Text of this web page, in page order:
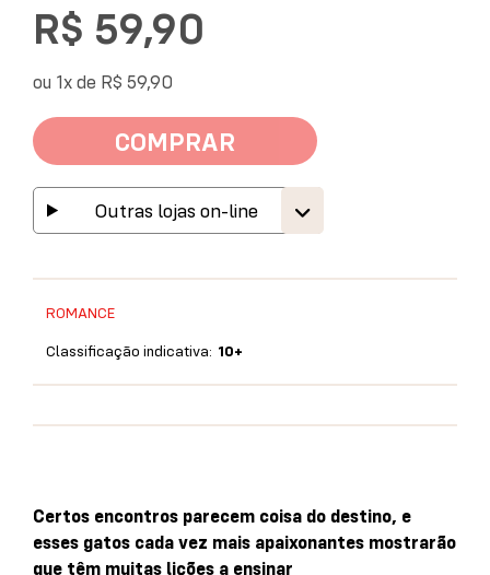
COMPRAR
R$ 59,90
ou 1x de R$ 59,90
Outras lojas on-line
ROMANCE
Classificação indicativa: 10+
Certos encontros parecem coisa do destino, e
esses gatos cada vez mais apaixonantes mostrarão
que têm muitas lições a ensinar